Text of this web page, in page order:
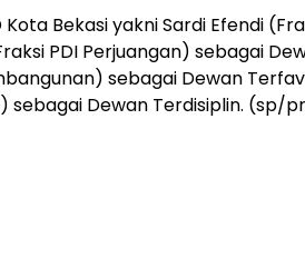
Bekasi yakni Sardi Efendi
PDI Perjuangan) sebagai
sebagai Dewan
sebagai Dewan Terdisiplin. (sp/